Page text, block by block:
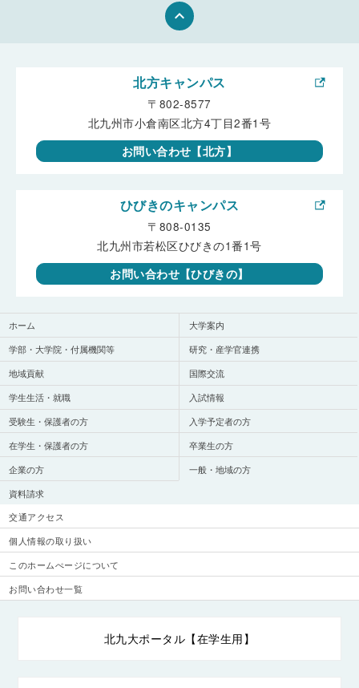
keyboard_arrow_up
ホーム
大学案内
学部・大学院・付属機関等
研究・産学官連携
地域貢献
国際交流
学生生活・就職
入試情報
受験生・保護者の方
入学予定者の方
在学生・保護者の方
卒業生の方
企業の方
一般・地域の方
資料請求
北方キャンパス
〒802-8577
北九州市小倉南区北方4丁目2番1号
お問い合わせ【北方】
ひびきのキャンパス
〒808-0135
北九州市若松区ひびきの1番1号
お問い合わせ【ひびきの】
交通アクセス
個人情報の取り扱い
このホームぺージについて
お問い合わせ一覧
北九大ポータル【在学生用】